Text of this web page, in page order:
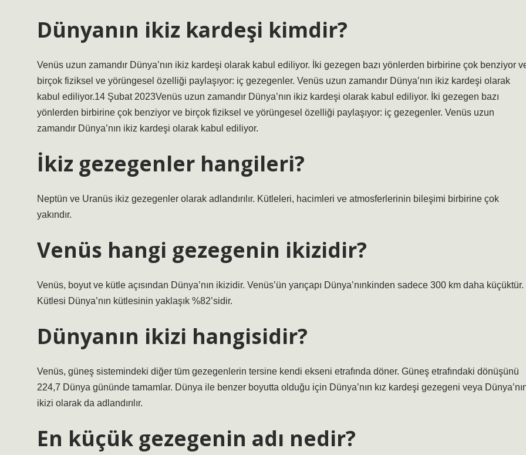
Dünyanın ikiz kardeşi kimdir?
Venüs uzun zamandır Dünya’nın ikiz kardeşi olarak kabul ediliyor. İki gezegen bazı yönlerden birbirine çok benziyor
birçok fiziksel ve yörüngesel özelliği paylaşıyor: iç gezegenler. Venüs uzun zamandır Dünya’nın ikiz kardeşi olarak
kabul ediliyor.14 Şubat 2023Venüs uzun zamandır Dünya’nın ikiz kardeşi olarak kabul ediliyor. İki gezegen bazı
yönlerden birbirine çok benziyor ve birçok fiziksel ve yörüngesel özelliği paylaşıyor: iç gezegenler. Venüs uzun
zamandır Dünya’nın ikiz kardeşi olarak kabul ediliyor.
İkiz gezegenler hangileri?
Neptün ve Uranüs ikiz gezegenler olarak adlandırılır. Kütleleri, hacimleri ve atmosferlerinin bileşimi birbirine çok
yakındır.
Venüs hangi gezegenin ikizidir?
Venüs, boyut ve kütle açısından Dünya’nın ikizidir. Venüs’ün yarıçapı Dünya’nınkinden sadece 300 km daha küçüktür.
Kütlesi Dünya’nın kütlesinin yaklaşık %82’sidir.
Dünyanın ikizi hangisidir?
Venüs, güneş sistemindeki diğer tüm gezegenlerin tersine kendi ekseni etrafında döner. Güneş etrafındaki dönüşünü
224,7 Dünya gününde tamamlar. Dünya ile benzer boyutta olduğu için Dünya’nın kız kardeşi gezegeni veya
ikizi olarak da adlandırılır.
En küçük gezegenin adı nedir?